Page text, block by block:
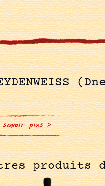
savoir plus >
produits du